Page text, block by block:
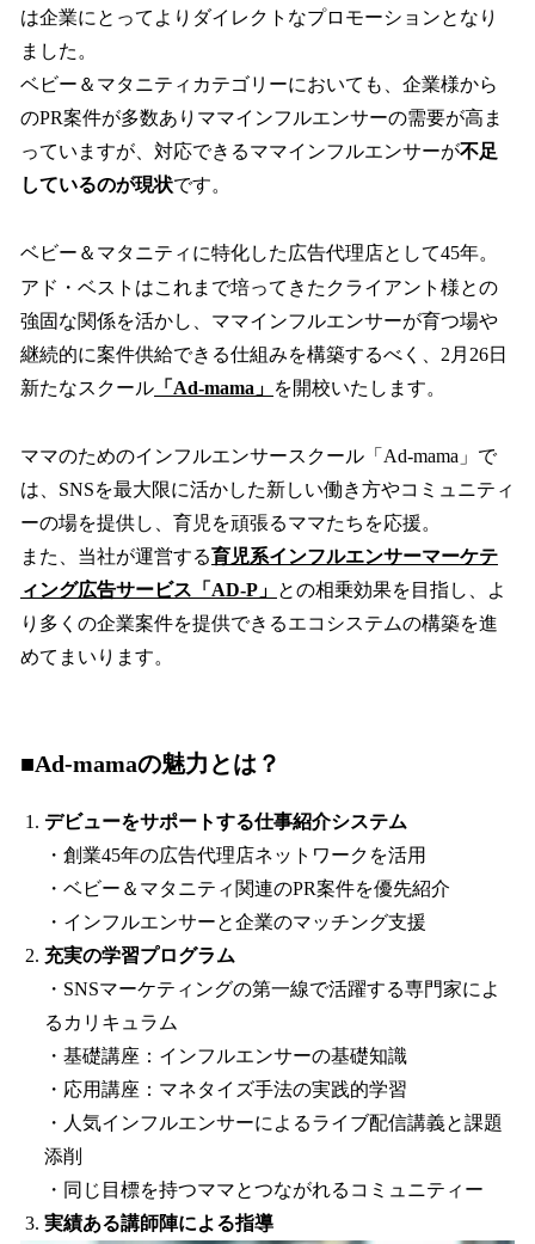
は企業にとってよりダイレクトなプロモーションとなり
ました。
ベビー＆マタニティカテゴリーにおいても、企業様から
のPR案件が多数ありママインフルエンサーの需要が高ま
っていますが、対応できるママインフルエンサーが不足
しているのが現状です。
ベビー＆マタニティに特化した広告代理店として45年。
アド・ベストはこれまで培ってきたクライアント様との
強固な関係を活かし、ママインフルエンサーが育つ場や
継続的に案件供給できる仕組みを構築するべく、2月26日
新たなスクール 「Ad-mama」 を開校いたします。
ママのためのインフルエンサースクール「Ad-mama」で
は、SNSを最大限に活かした新しい働き方やコミュニティ
ーの場を提供し、育児を頑張るママたちを応援。
また、当社が運営する育児系インフルエンサーマーケテ
ィング広告サービス「AD-P」 との相乗効果を目指し、よ
り多くの企業案件を提供できるエコシステムの構築を進
めてまいります。
■Ad-mamaの魅力とは？
デビューをサポートする仕事紹介システム
・創業45年の広告代理店ネットワークを活用
・ベビー＆マタニティ関連のPR案件を優先紹介
・インフルエンサーと企業のマッチング支援
充実の学習プログラム
・SNSマーケティングの第一線で活躍する専門家によ
るカリキュラム
・基礎講座：インフルエンサーの基礎知識
・応用講座：マネタイズ手法の実践的学習
・人気インフルエンサーによるライブ配信講義と課題
添削
・同じ目標を持つママとつながれるコミュニティー
実績ある講師陣による指導